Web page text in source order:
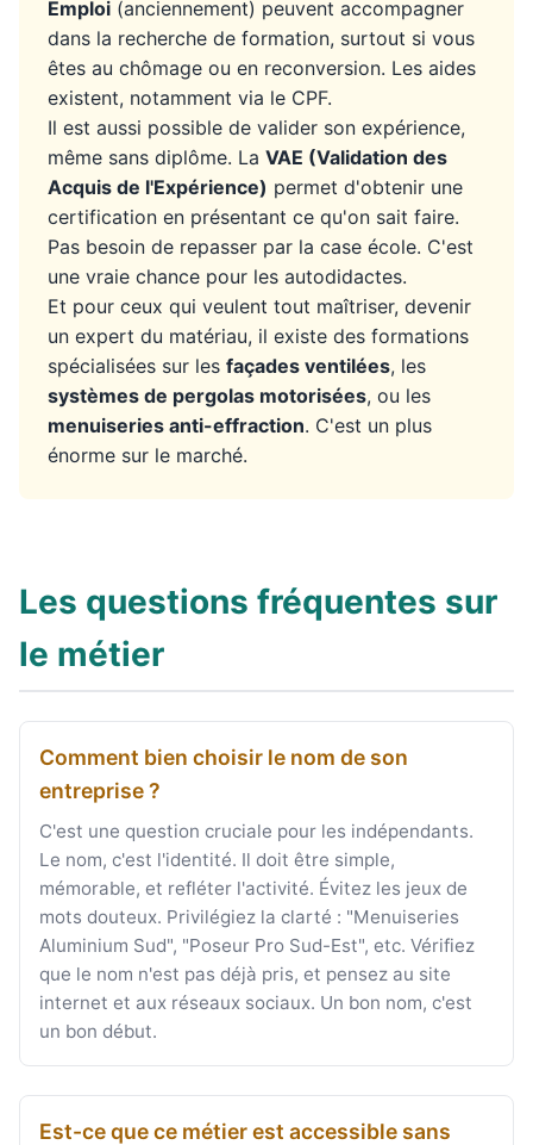
Emploi (anciennement) peuvent accompagner
dans la recherche de formation, surtout si vous
êtes au chômage ou en reconversion. Les aides
existent, notamment via le CPF.
Il est aussi possible de valider son expérience,
même sans diplôme. La VAE (Validation des
Acquis de l'Expérience) permet d'obtenir une
certification en présentant ce qu'on sait faire.
Pas besoin de repasser par la case école. C'est
une vraie chance pour les autodidactes.
Et pour ceux qui veulent tout maîtriser, devenir
un expert du matériau, il existe des formations
spécialisées sur les façades ventilées, les
systèmes de pergolas motorisées, ou les
menuiseries anti-effraction. C'est un plus
énorme sur le marché.
Les questions fréquentes sur
le métier
Comment bien choisir le nom de son
entreprise ?
C'est une question cruciale pour les indépendants.
Le nom, c'est l'identité. Il doit être simple,
mémorable, et refléter l'activité. Évitez les jeux de
mots douteux. Privilégiez la clarté : "Menuiseries
Aluminium Sud", "Poseur Pro Sud-Est", etc. Vérifiez
que le nom n'est pas déjà pris, et pensez au site
internet et aux réseaux sociaux. Un bon nom, c'est
un bon début.
Est-ce que ce métier est accessible sans